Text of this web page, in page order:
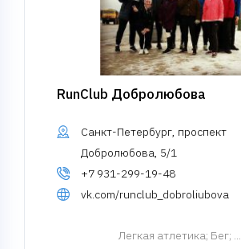
RunClub Добролюбова
Санкт-Петербург, проспект
Добролюбова, 5/1
+7 931-299-19-48
vk.com/runclub_dobroliubova
Легкая атлетика; Бег; ...